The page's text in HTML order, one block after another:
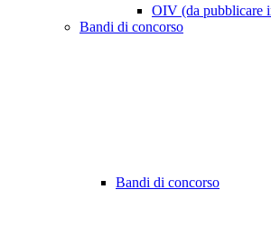
OIV (da pubblicare
Bandi di concorso
Bandi di concorso